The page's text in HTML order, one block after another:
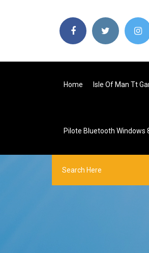
Home Isle Of Man Tt
Pilote Bluetooth Windows